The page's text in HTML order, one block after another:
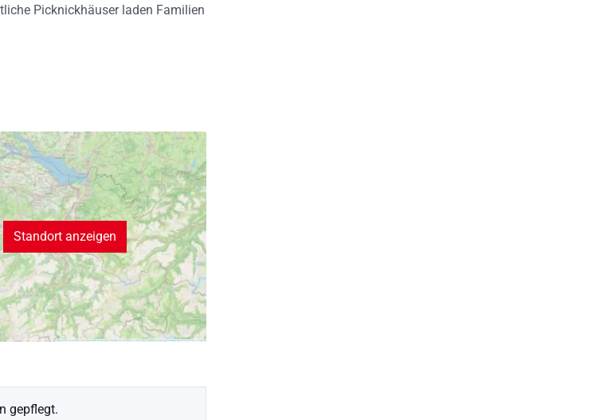
Picknickhäuser laden Familien
Standort anzeigen
gepflegt.